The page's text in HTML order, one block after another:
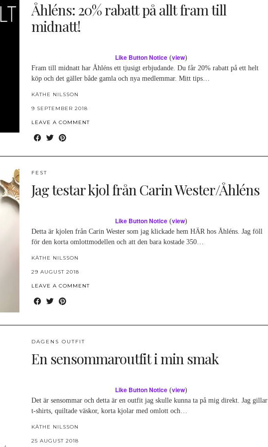
Åhléns: 20% rabatt på allt fram till
midnatt!
Like Button Notice (view)
Fram till midnatt har Åhléns ett tjusigt erbjudande. Du får 20% rabatt på ett helt
köp och det gäller både gamla och nya medlemmar. Mitt tips…
KÄTHE NILSSON
9 SEPTEMBER 2018
LEAVE A COMMENT
FEST
Jag testar kjol från Carin Wester/Åhléns
Like Button Notice (view)
Detta är kjolen från Carin Wester som jag klickade hem HÄR hos Åhléns. Jag föll
för den korta omlottmodellen och att den bara kostade 350…
KÄTHE NILSSON
29 AUGUST 2018
LEAVE A COMMENT
DAGENS OUTFIT
En sensommaroutfit i min smak
Like Button Notice (view)
Det är sensommar och detta är en outfit jag skulle kunna ta på mig direkt. Jag gillar
t-shirts, quiltade väskor, korta kjolar med omlott och…
KÄTHE NILSSON
25 AUGUST 2018